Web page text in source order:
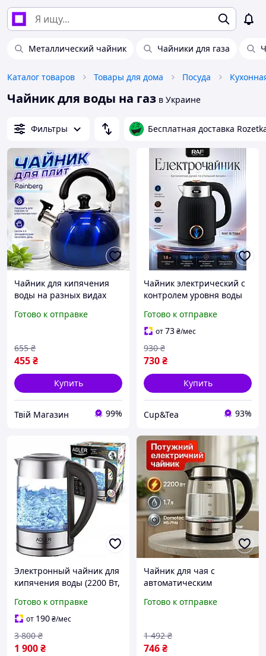
Металлический чайник Чайники для газа
Каталог товаров Товары для дома Посуда
Чайник для воды на газ в Украине
Фильтры Бесплатная доставка
Чайник для кипячения
воды на разных видах
стали, Бытовые
двойным дном и
подвижной ручкой
Готово к отправке
455₴
655 ₴
Купить
Твій Магазин 99%
Чайник электрический с
контролем уровня воды
чайники с фильтром для
воды и индикатором на
подставке для дома
Готово к отправке
от73₴/мес
730₴
930 ₴
Купить
Cup&Tea 93%
Электронный чайник для
кипячения воды (2200 Вт,
Электрочайник чайный,
DVS
Готово к отправке
от 190₴/мес
1 900₴
3 800 ₴
Чайник для чая с
автоматическим
MS-7946 1.7л 2200Вт,
UD-57
Готово к отправке
746₴
1 492 ₴